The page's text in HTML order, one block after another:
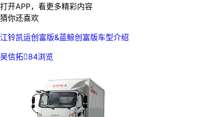
打开APP，看更多精彩内容
猜你还喜欢
江铃凯运创富版&蓝鲸创富版车型介绍
吴信拓84浏览